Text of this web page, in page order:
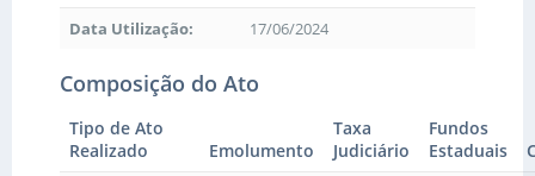
Data Utilização: 17/06/2024
Composição do Ato
Tipo de Ato
Realizado
Emolumento
Taxa
Judiciário
Fundos
Estaduais